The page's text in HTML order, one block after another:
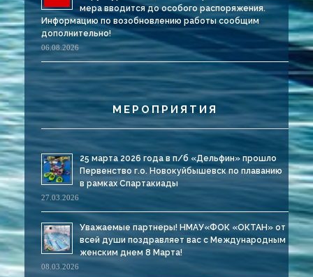
мера вводится до особого распоряжения.
Информацию по возобновлению работы сообщим
дополнительно!
06.08.2026
МЕРОПРИЯТИЯ
25 марта 2026 года в п/б «Дельфин» прошло
Первенство г.о. Новокуйбышевск по плаванию
в рамках Спартакиады
27.03.2026
Уважаемые партнеры! НМАУ«ФОК «ОКТАН» от
всей души поздравляет вас с Международным
женским днем 8 Марта!
08.03.2026